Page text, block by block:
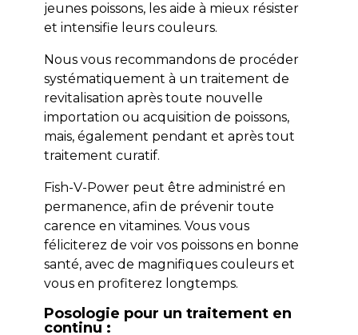
jeunes poissons, les aide à mieux résister
et intensifie leurs couleurs.
Nous vous recommandons de procéder
systématiquement à un traitement de
revitalisation après toute nouvelle
importation ou acquisition de poissons,
mais, également pendant et après tout
traitement curatif.
Fish-V-Power peut être administré en
permanence, afin de prévenir toute
carence en vitamines. Vous vous
féliciterez de voir vos poissons en bonne
santé, avec de magnifiques couleurs et
vous en profiterez longtemps.
Posologie pour un traitement en
continu :